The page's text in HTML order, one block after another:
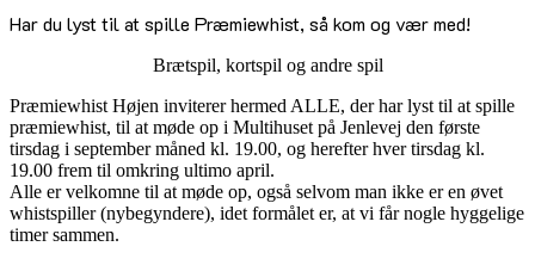
Har du lyst til at spille Præmiewhist, så kom og vær med!
Brætspil, kortspil og andre spil
Præmiewhist Højen inviterer hermed ALLE, der har lyst til at spille
præmiewhist, til at møde op i Multihuset på Jenlevej den første
tirsdag i september måned kl. 19.00, og herefter hver tirsdag kl.
19.00 frem til omkring ultimo april.
Alle er velkomne til at møde op, også selvom man ikke er en øvet
whistspiller (nybegyndere), idet formålet er, at vi får nogle hyggelige
timer sammen.